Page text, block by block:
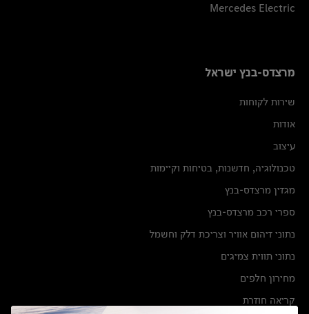
Mercedes Electric
מרצדס-בנץ ישראל
שירות לקוחות
אודות
עיצוב
טכנולוגיה, חדשנות, בטיחות וקיימות
מגזין מרצדס-בנץ
ספרי רכב מרצדס-בנץ
נתוני זיהום אוויר וצריכת דלק וחשמל
נתוני תווית צמיגים
מחירון חלפים
קריאה חוזרת